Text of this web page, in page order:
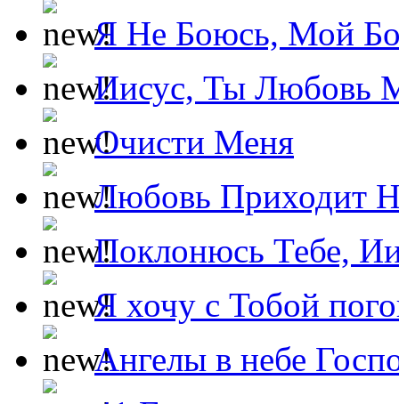
Я Не Боюсь, Мой
Иисус, Ты Любовь
Очисти Меня
Любовь Приходит
Поклонюсь Тебе,
Я хочу с Тобой
Ангелы в небе